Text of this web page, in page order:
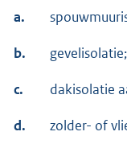
a.
b. gevelisolatie;
c. dakisolatie
d. zolder- of